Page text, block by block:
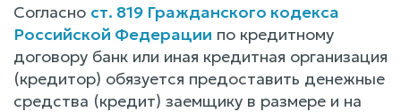
Согласно ст. 819 Гражданского кодекса
Российской Федерации по кредитному
договору банк или иная кредитная организация
(кредитор) обязуется предоставить денежные
средства (кредит) заемщику в размере и на